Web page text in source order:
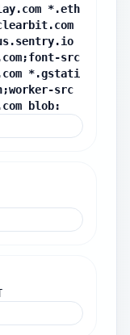
*.eth
src
*.gstati
src
blob: